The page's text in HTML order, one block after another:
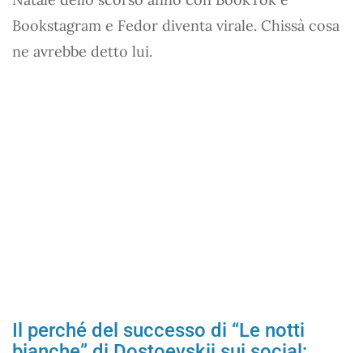
Bookstagram e Fedor diventa virale. Chissà cosa
ne avrebbe detto lui.
Il perché del successo di “Le notti